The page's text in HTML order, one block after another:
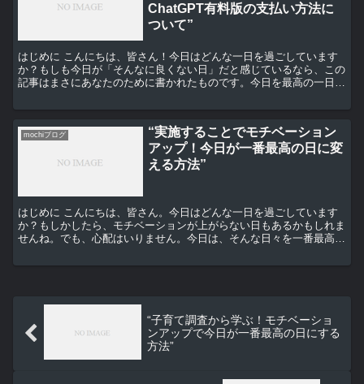
ChatGPT有料版の支払い方法に
ついて”
はじめに こんにちは、皆さん！今日はどんな一日を過ごしています
か？もしも今日が「そんなに良くない日」だと感じているなら、この
記事はまさにあなたのために書かれたものです。今日を最高の一日に
mochiブログ
“実施することでモチベーション
アップ！今日が一番最高の日に変
える方法”
はじめに こんにちは、皆さん。今日はどんな一日を過ごしています
か？もしかしたら、モチベーションが上がらない日もあるかもしれま
せんね。でも、心配はいりません。今日は、そんな日々を一番最高の
“子育て調査から学ぶ！モチベーショ
ンアップで今日が一番最高の日にする
方法”